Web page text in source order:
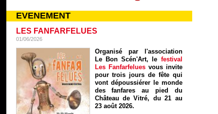
EVENEMENT
LES FANFARFELUES
01/06/2026
Organisé par l'association
Le Bon Scén'Art, le festival
Les Fanfarfelues vous invite
pour trois jours de fête qui
vont dépoussiérer le monde
des fanfares au pied du
Château de Vitré, du 21 au
23 août 2026.